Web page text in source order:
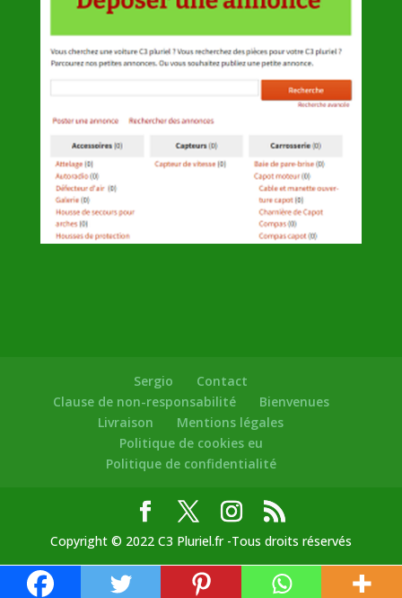
Sergio
Contact
Clause de non-responsabilité
Bienvenues
Livraison
Mentions légales
Politique de cookies eu
Politique de confidentialité
Copyright © 2022 C3 Pluriel.fr -Tous droits réservés